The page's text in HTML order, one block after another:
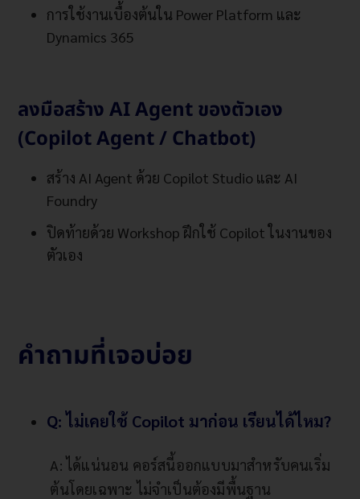
การใช้งานเบื้องต้นใน Power Platform และ
Dynamics 365
ลงมือสร้าง AI Agent ของตัวเอง
(Copilot Agent / Chatbot)
สร้าง AI Agent ด้วย Copilot Studio และ AI
Foundry
ปิดท้ายด้วย Workshop ฝึกใช้ Copilot ในงานของ
ตัวเอง
คำถามที่เจอบ่อย
Q: ไม่เคยใช้ Copilot มาก่อน เรียนได้ไหม?
A: ได้แน่นอน คอร์สนี้ออกแบบมาสำหรับคนเริ่ม
ต้นโดยเฉพาะ ไม่จำเป็นต้องมีพื้นฐาน